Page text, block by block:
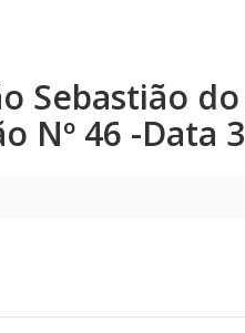
Sebastião
Nº 46 -Data